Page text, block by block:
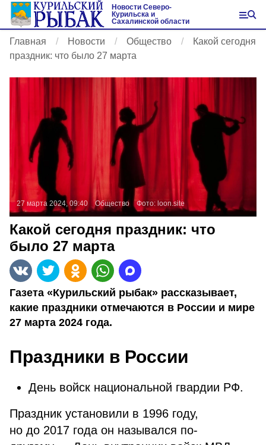
Новости Северо-
Курильска и
Сахалинской области
Главная Новости Общество
Какой сегодня
праздник: что было 27 марта
27 марта 2024, 09:40 Общество Фото: loon.site
Какой сегодня праздник: что
было 27 марта
Газета «Курильский рыбак» рассказывает,
какие праздники отмечаются в России и мире
27 марта 2024 года.
Праздники в России
День войск национальной гвардии РФ.
Праздник установили в 1996 году,
но до 2017 года он назывался по-